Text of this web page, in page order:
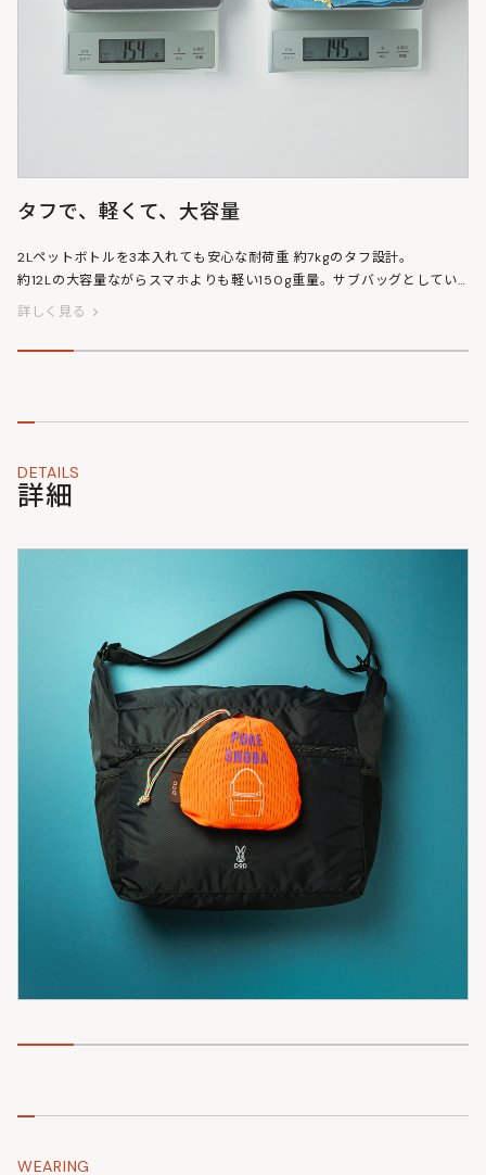
タフで、軽くて、大容量
2Lペットボトルを3本入れても安心な耐荷重 約7kgのタフ設計。
約12Lの大容量ながらスマホよりも軽い150g重量。サブバッグとしてい
つものバッグに忍ばせるもよし。ちょっとお出かけにもピッタリです。
詳しく見る
DETAILS
詳細
WEARING